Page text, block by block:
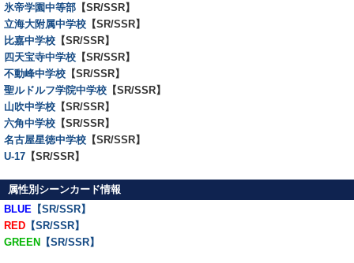
氷帝学園中等部 【SR/SSR】
立海大附属中学校 【SR/SSR】
比嘉中学校 【SR/SSR】
四天宝寺中学校 【SR/SSR】
不動峰中学校 【SR/SSR】
聖ルドルフ学院中学校 【SR/SSR】
山吹中学校 【SR/SSR】
六角中学校 【SR/SSR】
名古屋星徳中学校 【SR/SSR】
U-17 【SR/SSR】
属性別シーンカード情報
BLUE 【SR/SSR】
RED 【SR/SSR】
GREEN 【SR/SSR】